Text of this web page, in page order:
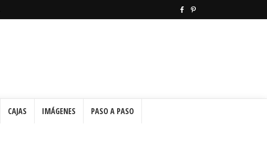
CAJAS IMÁGENES PASO A PASO